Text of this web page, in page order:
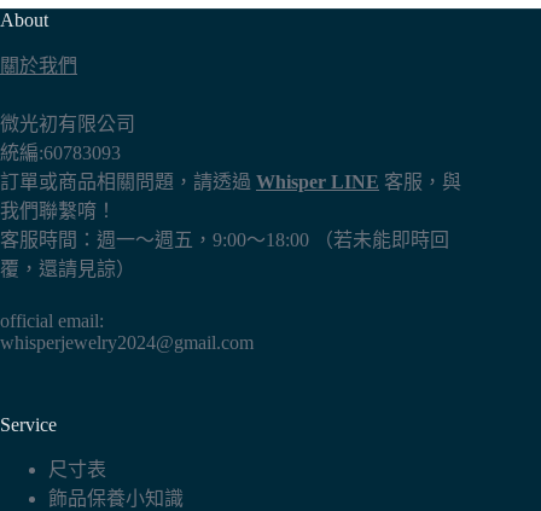
About
關於我們
微光初有限公司
統編:60783093
訂單或商品相關問題，請透過 Whisper LINE 客服，與
我們聯繫唷！
客服時間：週一～週五，9:00～18:00 （若未能即時回
覆，還請見諒）
official email:
whisperjewelry2024@gmail.com
Service
尺寸表
飾品保養小知識